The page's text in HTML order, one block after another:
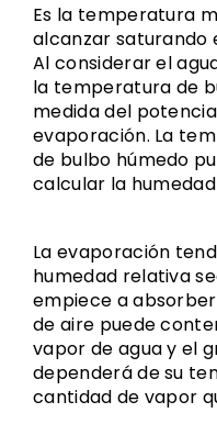
Es la temperatura
alcanzar saturando
Al considerar el
la temperatura de
medida del
evaporación. La
de bulbo húmedo
calcular la
La evaporación
humedad relativa
empiece a
de aire puede
vapor de agua y el
dependerá de su
cantidad de vapor